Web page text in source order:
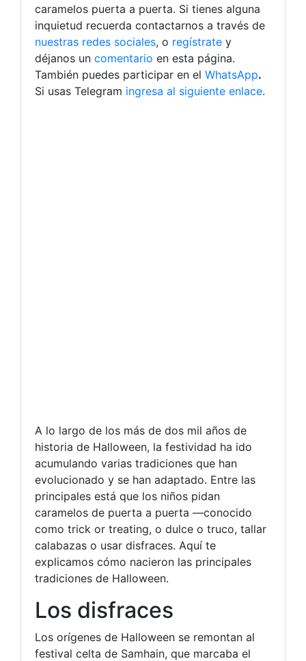
caramelos puerta a puerta. Si tienes alguna
inquietud recuerda contactarnos a través de
nuestras redes sociales, o regístrate y
déjanos un comentario en esta página.
También puedes participar en el WhatsApp.
Si usas Telegram ingresa al siguiente enlace.
A lo largo de los más de dos mil años de
historia de Halloween, la festividad ha ido
acumulando varias tradiciones que han
evolucionado y se han adaptado. Entre las
principales está que los niños pidan
caramelos de puerta a puerta —conocido
como trick or treating, o dulce o truco, tallar
calabazas o usar disfraces. Aquí te
explicamos cómo nacieron las principales
tradiciones de Halloween.
Los disfraces
Los orígenes de Halloween se remontan al
festival celta de Samhain, que marcaba el